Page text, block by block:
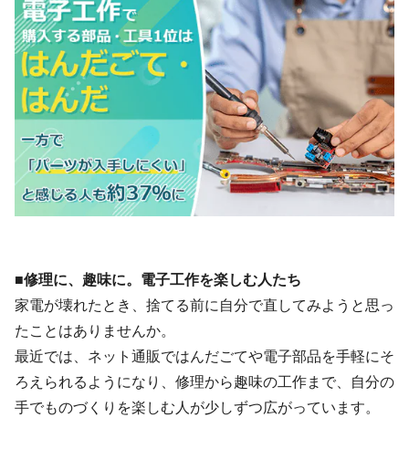
■修理に、趣味に。電子工作を楽しむ人たち
家電が壊れたとき、捨てる前に自分で直してみようと思っ
たことはありませんか。
最近では、ネット通販ではんだごてや電子部品を手軽にそ
ろえられるようになり、修理から趣味の工作まで、自分の
手でものづくりを楽しむ人が少しずつ広がっています。